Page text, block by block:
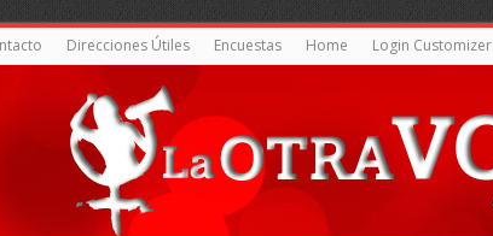
Direcciones Útiles Encuestas Home Login Customizer